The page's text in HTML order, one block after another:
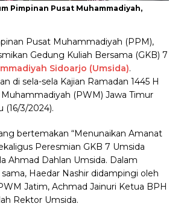
Pimpinan Pusat Muhammadiyah,
Pusat Muhammadiyah (PPM),
Gedung Kuliah Bersama (GKB) 7
Sidoarjo (Umsida).
di sela-sela Kajian Ramadan 1445 H
(PWM) Jawa Timur
(16/3/2024).
bertemakan “Menunaikan Amanat
Peresmian GKB 7 Umsida
Ahmad Dahlan Umsida. Dalam
Haedar Nashir didampingi oleh
Jatim, Achmad Jainuri Ketua BPH
Rektor Umsida.